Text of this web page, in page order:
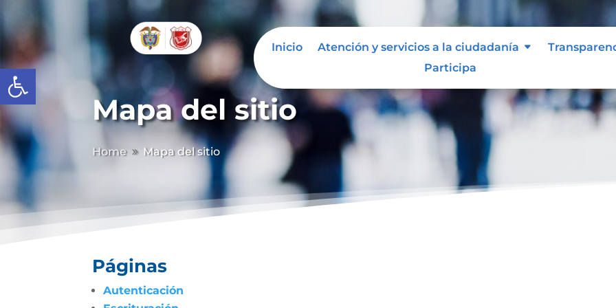
Abrir barra de herramientas
Inicio Atención y servicios a la ciudadanía
Participa
Mapa del sitio
Home 9 Mapa del sitio
Páginas
Autenticación